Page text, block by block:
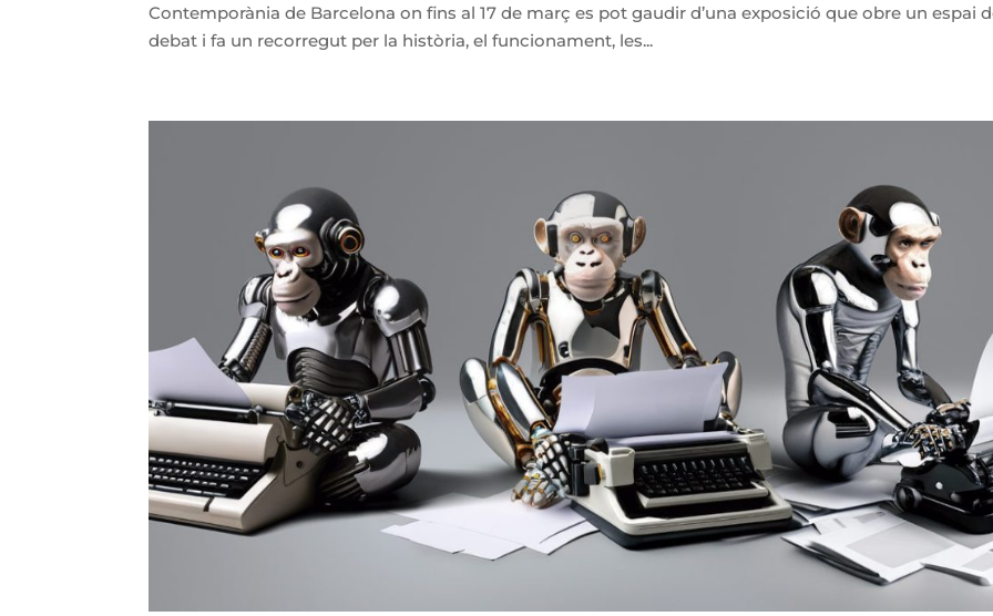
Contemporània de Barcelona on fins al 17 de març es pot gaudir d’una exposició que obre un espai
debat i fa un recorregut per la història, el funcionament, les...